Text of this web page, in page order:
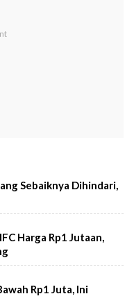
Sebaiknya Dihindari,
Harga Rp1 Jutaan,
Rp1 Juta, Ini